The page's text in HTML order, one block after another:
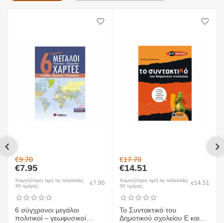
€9.70
€7.95
Χαμηλότερη τιμή τις τελευταίες
30 ημέρες:
€7.95
6 σύγχρονοι μεγάλοι
πολιτικοί – γεωφυσικοί
€17.70
€14.51
Χαμηλότερη τιμή τις τελευταίες
30 ημέρες:
€14.51
To Συντακτικό του
Δημοτικού σχολείου Ε και